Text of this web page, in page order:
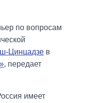
по вопросам
Цинцадзе в
, передает
имеет